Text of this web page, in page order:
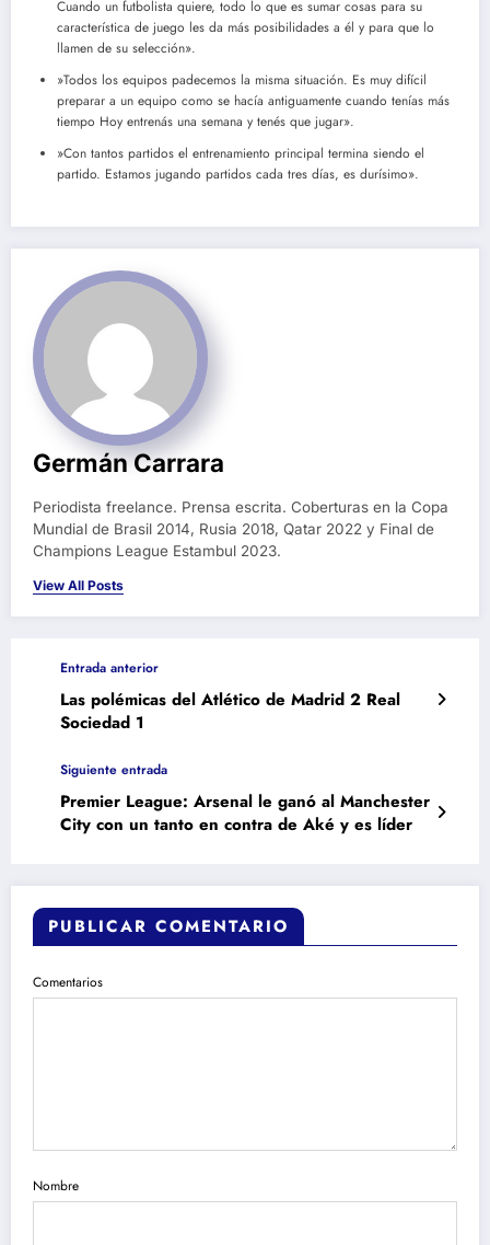
Cuando un futbolista quiere, todo lo que es sumar cosas para su
característica de juego les da más posibilidades a él y para que lo
llamen de su selección».
»Todos los equipos padecemos la misma situación. Es muy difícil
preparar a un equipo como se hacía antiguamente cuando tenías más
tiempo Hoy entrenás una semana y tenés que jugar».
»Con tantos partidos el entrenamiento principal termina siendo el
partido. Estamos jugando partidos cada tres días, es durísimo».
Germán Carrara
Periodista freelance. Prensa escrita. Coberturas en la Copa
Mundial de Brasil 2014, Rusia 2018, Qatar 2022 y Final de
Champions League Estambul 2023.
View All Posts
Entrada anterior
Las polémicas del Atlético de Madrid 2 Real
Sociedad 1
Siguiente entrada
Premier League: Arsenal le ganó al Manchester
City con un tanto en contra de Aké y es líder
PUBLICAR COMENTARIO
Comentarios
Nombre